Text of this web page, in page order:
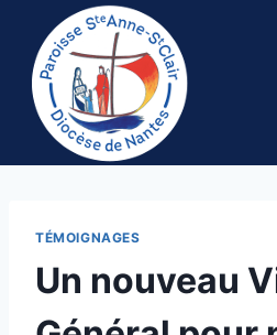
contenu
TÉMOIGNAGES
Un nouveau